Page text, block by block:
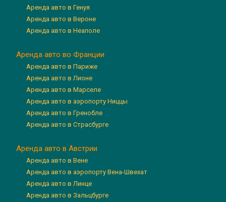
Аренда авто в Генуя
Аренда авто в Вероне
Аренда авто в Неаполе
Аренда авто во Франции
Аренда авто в Париже
Аренда авто в Лионе
Аренда авто в Марселе
Аренда авто в аэропорту Ниццы
Аренда авто в Гренобле
Аренда авто в Страсбурге
Аренда авто в Австрии
Аренда авто в Вене
Аренда авто в аэропорту Вена-Швехат
Аренда авто в Линце
Аренда авто в Зальцбурге